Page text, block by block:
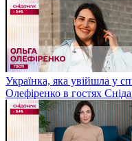
Українка, яка увійшла у
Олефіренко в гостях